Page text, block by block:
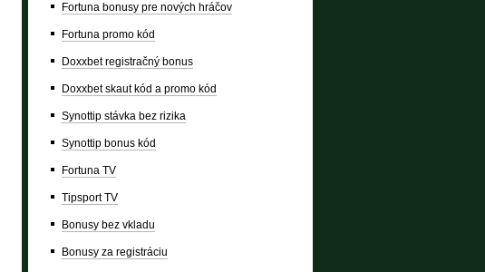
Fortuna bonusy pre nových hráčov
Fortuna promo kód
Doxxbet registračný bonus
Doxxbet skaut kód a promo kód
Synottip stávka bez rizika
Synottip bonus kód
Fortuna TV
Tipsport TV
Bonusy bez vkladu
Bonusy za registráciu